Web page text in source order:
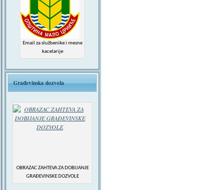
Email za službenike i mesne
kacelarije
Građevinska dozvola
OBRAZAC ZAHTEVA ZA DOBIJANJE
GRAĐEVINSKE DOZVOLE